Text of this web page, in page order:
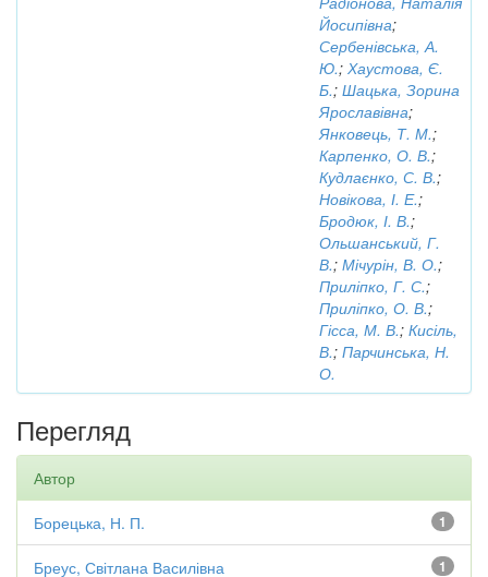
Йосипівна;
Сербенівська, А.
Ю.; Хаустова, Є.
Б.; Шацька, Зорина
Ярославівна;
Янковець, Т. М.;
Карпенко, О. В.;
Кудлаєнко, С. В.;
Новікова, І. Е.;
Бродюк, І. В.;
Ольшанський, Г.
В.; Мічурін, В. О.;
Приліпко, Г. С.;
Приліпко, О. В.;
Гісса, М. В.; Кисіль,
В.; Парчинська, Н.
О.
Перегляд
Автор
1
Борецька, Н. П.
1
Бреус, Світлана Василівна